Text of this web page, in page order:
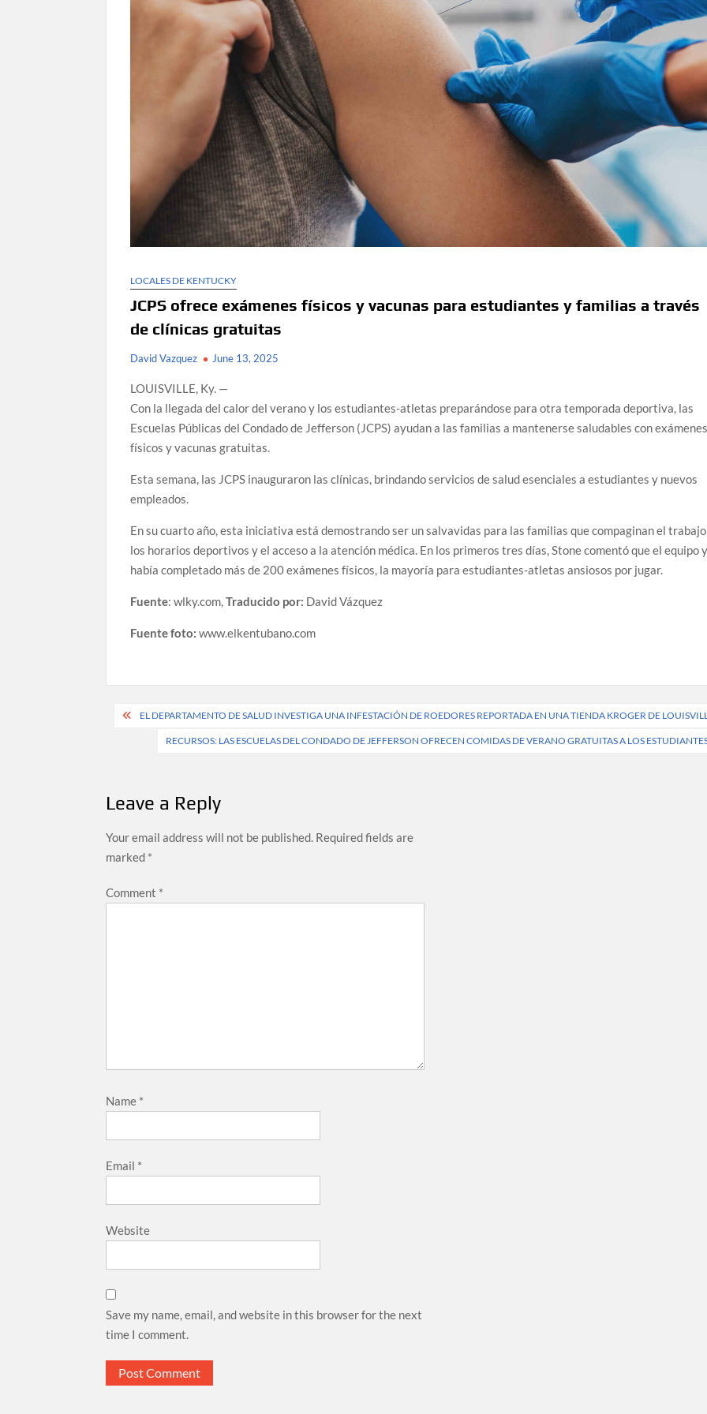
LOCALES DE KENTUCKY
JCPS ofrece exámenes físicos y vacunas para estudiantes y familias a través
de clínicas gratuitas
David Vazquez June 13, 2025
LOUISVILLE, Ky. —
Con la llegada del calor del verano y los estudiantes-atletas preparándose para otra temporada deportiva, las
Escuelas Públicas del Condado de Jefferson (JCPS) ayudan a las familias a mantenerse saludables con exámenes
físicos y vacunas gratuitas.
Esta semana, las JCPS inauguraron las clínicas, brindando servicios de salud esenciales a estudiantes y nuevos
empleados.
En su cuarto año, esta iniciativa está demostrando ser un salvavidas para las familias que compaginan el
los horarios deportivos y el acceso a la atención médica. En los primeros tres días, Stone comentó que el equipo
había completado más de 200 exámenes físicos, la mayoría para estudiantes-atletas ansiosos por jugar.
Fuente: wlky.com,Traducido por: David Vázquez
Fuente foto: www.elkentubano.com
Post
navigation
EL DEPARTAMENTO DE SALUD INVESTIGA UNA INFESTACIÓN DE ROEDORES REPORTADA EN UNA TIENDA KROGER DE
RECURSOS: LAS ESCUELAS DEL CONDADO DE JEFFERSON OFRECEN COMIDAS DE VERANO GRATUITAS A LOS
Leave a Reply
Your email address will not be published. Required fields are
marked *
Comment *
Name *
Email *
Website
Save my name, email, and website in this browser for the next
time I comment.